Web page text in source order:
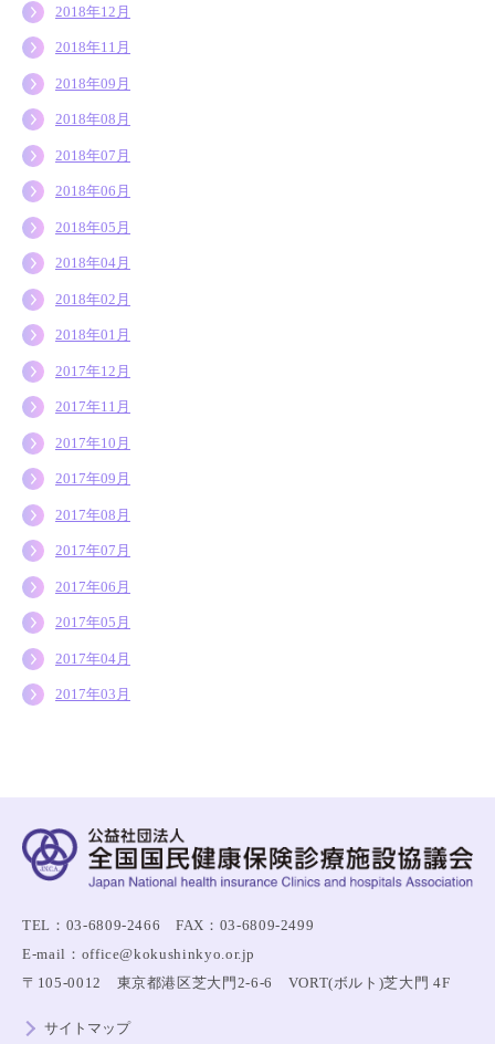
2018年12月
2018年11月
2018年09月
2018年08月
2018年07月
2018年06月
2018年05月
2018年04月
2018年02月
2018年01月
2017年12月
2017年11月
2017年10月
2017年09月
2017年08月
2017年07月
2017年06月
2017年05月
2017年04月
2017年03月
TEL：03-6809-2466 FAX：03-6809-2499
E-mail：office@kokushinkyo.or.jp
〒105-0012 東京都港区芝大門2-6-6 VORT(ボルト)芝大門 4F
サイトマップ